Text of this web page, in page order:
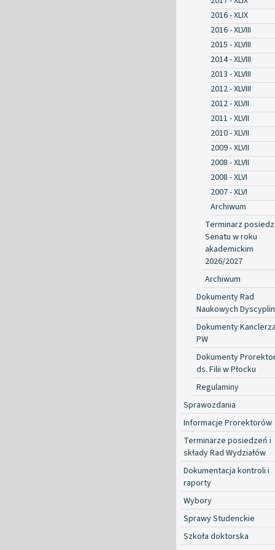
2016 - XLIX
2016 - XLVIII
2015 - XLVIII
2014 - XLVIII
2013 - XLVIII
2012 - XLVIII
2012 - XLVII
2011 - XLVII
2010 - XLVII
2009 - XLVII
2008 - XLVII
2008 - XLVI
2007 - XLVI
Archiwum
Terminarz
Senatu w roku
akademickim
2026/2027
Archiwum
Dokumenty Rad
Naukowych Dyscyplin
Dokumenty
PW
Dokumenty
ds. Filii w Płocku
Regulaminy
Sprawozdania
Informacje Prorektorów
Terminarze posiedzeń i
składy Rad Wydziałów
Dokumentacja kontroli i
raporty
Wybory
Sprawy Studenckie
Szkoła doktorska